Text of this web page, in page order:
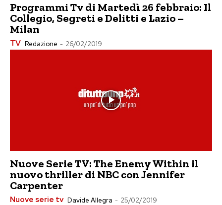
Programmi Tv di Martedì 26 febbraio: Il
Collegio, Segreti e Delitti e Lazio –
Milan
TV Redazione - 26/02/2019
Nuove Serie TV: The Enemy Within il
nuovo thriller di NBC con Jennifer
Carpenter
Nuove serie tv Davide Allegra - 25/02/2019